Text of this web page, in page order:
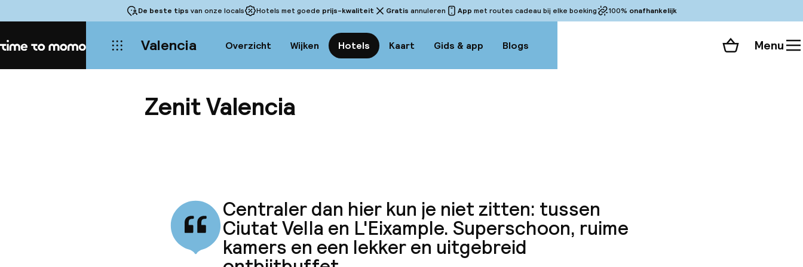
De beste tips van onze locals Hotels met goede prijs-kwaliteit Gratis annuleren App met routes cadeau bij elke boeking 100% onafhankelijk
Home Valencia Overzicht Wijken Hotels Kaart Gids & app Blogs Winkelmand
Menu
Zenit Valencia
Centraler dan hier kun je niet zitten: tussen
Ciutat Vella en L'Eixample. Superschoon, ruime
kamers en een lekker en uitgebreid